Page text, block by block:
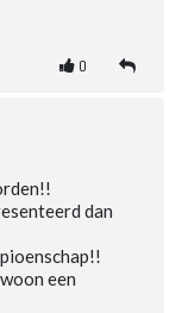
0
dan
een